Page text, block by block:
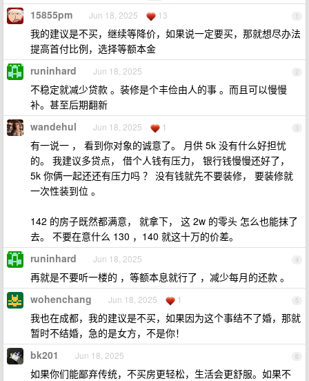
1
15855pm Jun 18, 2025 13
我的建议是不买，继续等降价，如果说一定要买，那就想尽办法
提高首付比例，选择等额本金
2
runinhard Jun 18, 2025
不稳定就减少贷款 。装修是个丰俭由人的事 。而且可以慢慢
补。甚至后期翻新
3
wandehul Jun 18, 2025 1
有一说一 ， 看到你对象的诚意了。 月供 5k 没有什么好担忧
的。 我建议多贷点， 借个人钱有压力， 银行钱慢慢还好了，
5k 你俩一起还还有压力吗 ？ 没有钱就先不要装修， 要装修就
一次性装到位 。
142 的房子既然都满意， 就拿下， 这 2w 的零头 怎么也能抹了
去。 不要在意什么 130 ，140 就这十万的价差。
4
runinhard Jun 18, 2025
再就是不要听一楼的 ，等额本息就行了 ，减少每月的还款 。
5
wohenchang Jun 18, 2025 1
我也在成都，我的建议是不买，如果因为这个事结不了婚，那就
暂时不结婚，急的是女方，不是你！
6
bk201 Jun 18, 2025
如果你们能鄙弃传统，不买房更轻松，生活会更舒服。如果不